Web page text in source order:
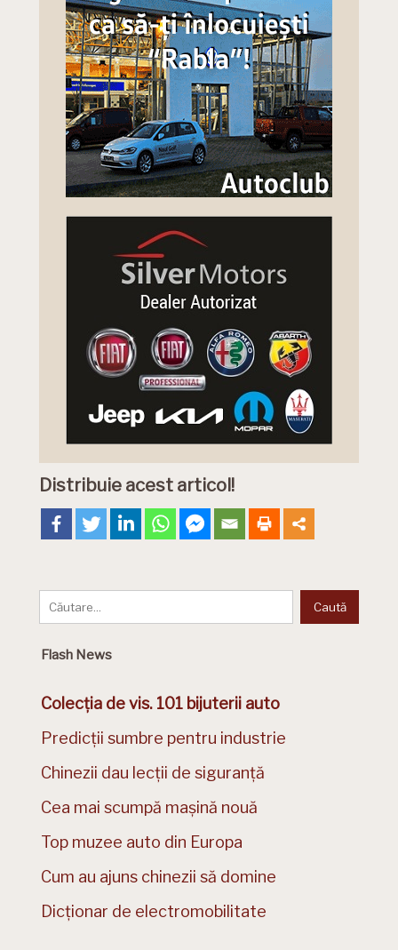
Distribuie acest articol!
Flash News
Colecția de vis. 101 bijuterii auto
Predicții sumbre pentru industrie
Chinezii dau lecții de siguranță
Cea mai scumpă mașină nouă
Top muzee auto din Europa
Cum au ajuns chinezii să domine
Dicționar de electromobilitate